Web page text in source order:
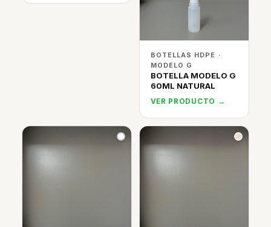
BOTELLAS HDPE ·
MODELO G
BOTELLA MODELO G
60ML NATURAL
VER PRODUCTO →